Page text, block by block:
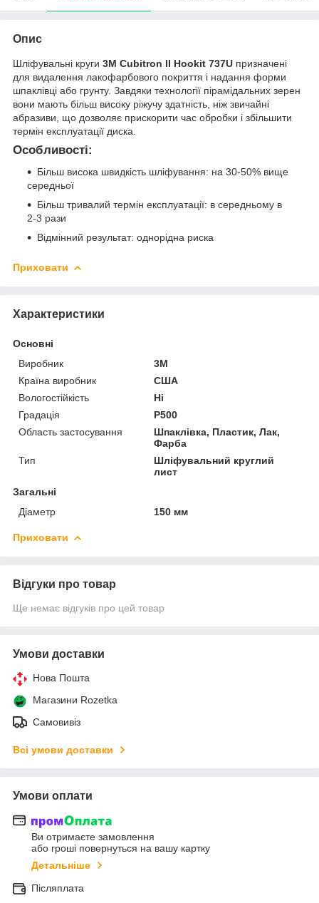
Опис
Шліфувальні круги 3M Cubitron II Hookit 737U призначені
для видалення лакофарбового покриття і надання форми
шпаклівці або грунту. Завдяки технології пірамідальних зерен
вони мають більш високу ріжучу здатність, ніж звичайні
абразиви, що дозволяє прискорити час обробки і збільшити
термін експлуатації диска.
Особливості:
Більш висока швидкість шліфування: на 30-50% вище
середньої
Більш тривалий термін експлуатації: в середньому в
2-3 рази
Відмінний результат: однорідна риска
Приховати
Характеристики
Основні
Виробник
3М
Країна виробник
США
Вологостійкість
Ні
Градація
P500
Область застосування
Шпаклівка, Пластик, Лак,
Фарба
Тип
Шліфувальний круглий
лист
Загальні
Діаметр
150 мм
Приховати
Відгуки про товар
Ще немає відгуків про цей товар
Умови доставки
Нова Пошта
Магазини Rozetka
Самовивіз
Всі умови доставки
Умови оплати
Ви отримаєте замовлення
або гроші повернуться на вашу картку
Детальніше
Післяплата